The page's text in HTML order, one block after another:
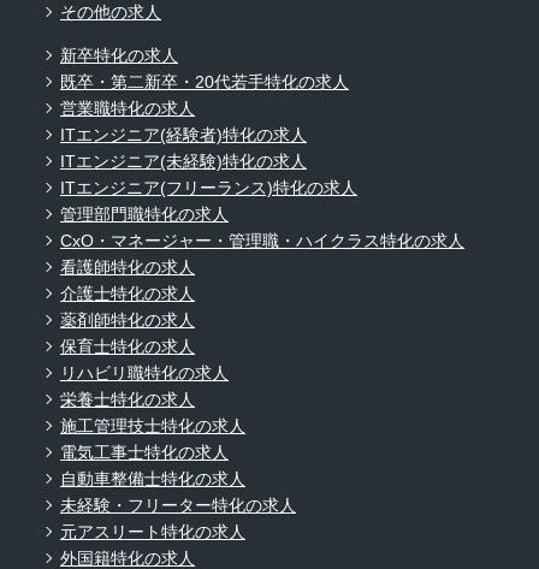
その他の求人
新卒特化の求人
既卒・第二新卒・20代若手特化の求人
営業職特化の求人
ITエンジニア(経験者)特化の求人
ITエンジニア(未経験)特化の求人
ITエンジニア(フリーランス)特化の求人
管理部門職特化の求人
CxO・マネージャー・管理職・ハイクラス特化の求人
看護師特化の求人
介護士特化の求人
薬剤師特化の求人
保育士特化の求人
リハビリ職特化の求人
栄養士特化の求人
施工管理技士特化の求人
電気工事士特化の求人
自動車整備士特化の求人
未経験・フリーター特化の求人
元アスリート特化の求人
外国籍特化の求人